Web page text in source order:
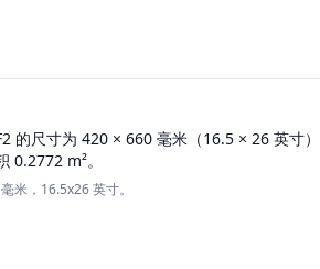
的尺寸为 420 × 660 毫米（16.5 × 26 英寸
0.2772 m²。
米，16.5x26 英寸。